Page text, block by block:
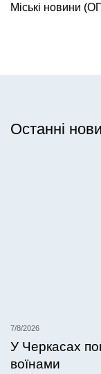
Міські новини
Останні
7/8/2026
У Черкасах
воїнами